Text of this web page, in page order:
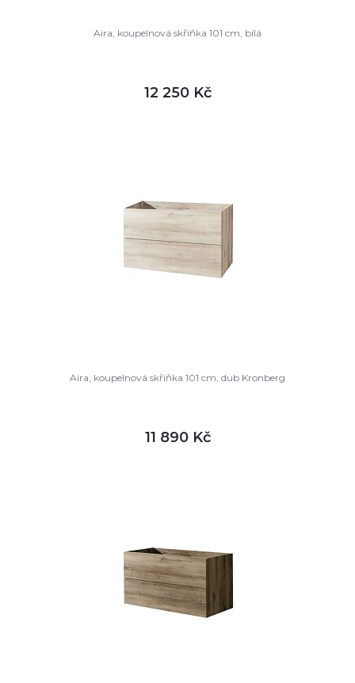
Aira, koupelnová skříňka 101 cm, bílá
12 250 Kč
Aira, koupelnová skříňka 101 cm, dub Kronberg
11 890 Kč